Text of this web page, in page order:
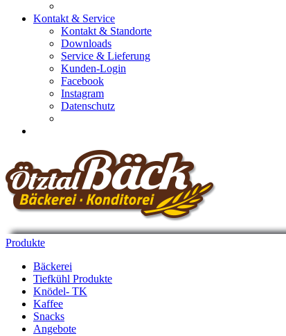
Kontakt & Service
Kontakt & Standorte
Downloads
Service & Lieferung
Kunden-Login
Facebook
Instagram
Datenschutz
Produkte
Bäckerei
Tiefkühl Produkte
Knödel- TK
Kaffee
Snacks
Angebote